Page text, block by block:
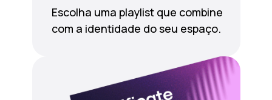
Escolha uma playlist que combine
com a identidade do seu espaço.